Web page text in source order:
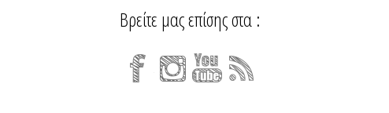
Βρείτε μας επίσης στα :